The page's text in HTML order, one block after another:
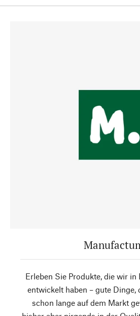
Erleben Sie Produkte, die wir in
entwickelt haben – gute Dinge,
schon lange auf dem Markt